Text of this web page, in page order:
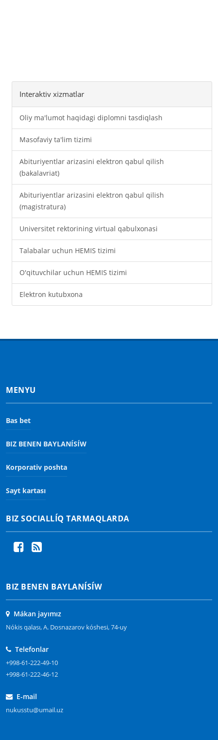
Interaktiv xizmatlar
Oliy ma'lumot haqidagi diplomni tasdiqlash
Masofaviy ta'lim tizimi
Abituriyentlar arizasini elektron qabul qilish
(bakalavriat)
Abituriyentlar arizasini elektron qabul qilish
(magistratura)
Universitet rektorining virtual qabulxonasi
Talabalar uchun HEMIS tizimi
O'qituvchilar uchun HEMIS tizimi
Elektron kutubxona
MENYU
Bas bet
BIZ BENEN BAYLANÍSÍW
Korporativ poshta
Sayt kartası
BIZ SOCIALLÍQ TARMAQLARDA
BIZ BENEN BAYLANÍSÍW
Mákan jayımız
Nókis qalası, A. Dosnazarov kóshesi, 74-uy
Telefonlar
+998-61-222-49-10
+998-61-222-46-12
E-mail
nukusstu@umail.uz